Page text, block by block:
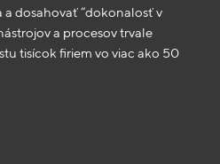
dosahovať “dokonalosť v
a procesov trvale
tisícok firiem vo viac ako 50